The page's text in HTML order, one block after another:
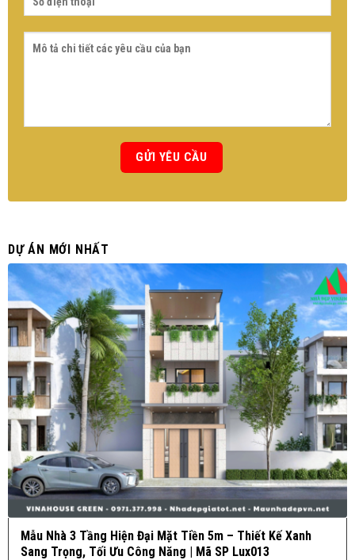
DỰ ÁN MỚI NHẤT
Mẫu Nhà 3 Tầng Hiện Đại Mặt Tiền 5m – Thiết Kế Xanh
Sang Trọng, Tối Ưu Công Năng | Mã SP Lux013